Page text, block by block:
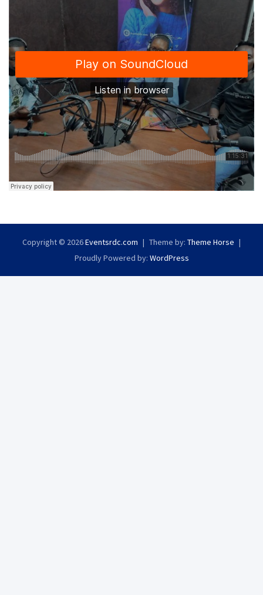
Copyright © 2026Eventsrdc.com Theme by: Theme Horse
Proudly Powered by: WordPress